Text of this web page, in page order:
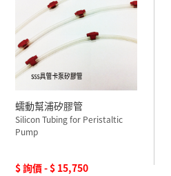
蠕動幫浦矽膠管
Silicon Tubing for Peristaltic
Pump
$ 詢價 - $ 15,750